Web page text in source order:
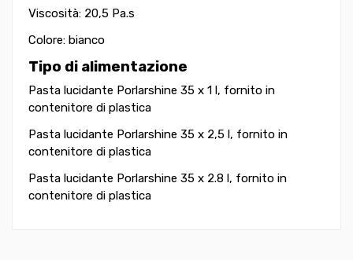
Viscosità: 20,5 Pa.s
Colore: bianco
Tipo di alimentazione
Pasta lucidante Porlarshine 35 x 1 l, fornito in
contenitore di plastica
Pasta lucidante Porlarshine 35 x 2,5 l, fornito in
contenitore di plastica
Pasta lucidante Porlarshine 35 x 2.8 l, fornito in
contenitore di plastica